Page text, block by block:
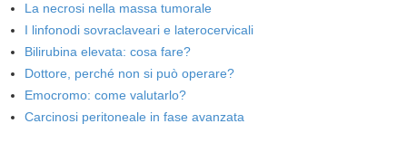
La necrosi nella massa tumorale
I linfonodi sovraclaveari e laterocervicali
Bilirubina elevata: cosa fare?
Dottore, perché non si può operare?
Emocromo: come valutarlo?
Carcinosi peritoneale in fase avanzata